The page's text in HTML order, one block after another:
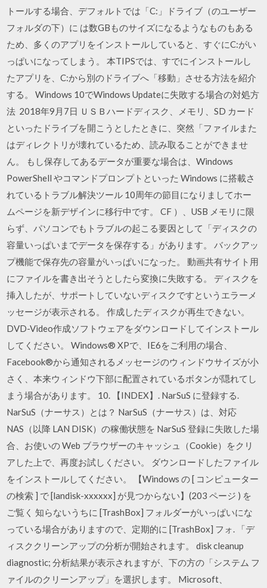
トールする場合、デフォルトでは「C:」ドライブ（のユーザー
フォルダの下）に は数GBものサイズになるようなものもある
ため、多くのアプリをインストールしていると、すぐにC:がい
っぱいになってしまう。 本TIPSでは、すでにインストールし
たアプリを、C:から別のドライブへ「移動」させる方法を紹介
する。 Windows 10でWindows Updateに失敗する場合の対処方
法 2018年9月7日 ＵＳＢハードディスク、メモリ、SD カード
といったドライブを開こうとしたときに、突然「ファイルまた
はディレクトリが壊れているため、読み取ることができませ
ん。 もし保存してあるデータが重要な場合は、Windows
PowerShell やコマンドプロンプトといった Windows に搭載さ
れているトラブル解決ツール 10周年の節目になりましてホー
ムページを新デザインに移行中です。 CF ）、USB メモリに限
らず、パソコンでもトラブルの起こる要因として「ディスクの
容量いっぱいまでデータを保存する」があります。 バックアッ
プ機能で保存先の容量がいっぱいになった。 動画共有サイト用
にファイルを書き出そうとしたら変換に失敗する。 ディスクを
挿入したが、サポートしていないディスクですというエラーメ
ッセージが表示される。 作成したディスクが再生できない。
DVD-Video作成ソフトウェアをダウンロードしてインストール
してください。 Windows® XPで、IE6をご利用の場合、
Facebook®から通知されるメッセージのウィンドウサイズが小
さく、本来ウィンドウ下部に配置されているボタンが隠れてし
まう場合があります。 10. 【INDEX】. NarSuS に登録する.
NarSuS（ナーサス）とは？ NarSuS（ナーサス）は、対応
NAS（以降 LAN DISK）の稼働状態を NarSuS 登録に失敗した場
合、お使いの Web ブラウザーのキャッシュ（Cookie）をクリ
アした上で、再度お試しください。 ダウンロードしたファイル
をインストールしてください。 【Windows の [ コンピューター
の検索 ] で [landisk-xxxxxx] が見つからない】(203 ページ ) を
ご覧く 知らないうちに [TrashBox] フォルダーがいっぱいにな
っている場合がありますので、定期的に [TrashBox] フォ. 「デ
ィスククリーンアップの分析が開始されます。 disk cleanup
diagnostic; 分析結果が表示されますが、下の方の「システム フ
ァイルのクリーンアップ」を選択します。 Microsoft、